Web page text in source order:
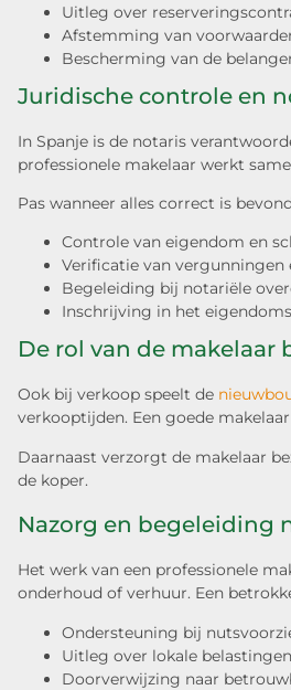
Uitleg over
Afstemming van
Bescherming van de
Juridische controle en
In Spanje is de notaris
professionele makelaar werkt
Pas wanneer alles correct is
Controle van eigendom en
Verificatie van vergunningen
Begeleiding bij notariële
Inschrijving in het
De rol van de makelaar
Ook bij verkoop speelt de
verkooptijden. Een goede
Daarnaast verzorgt de makelaar
de koper.
Nazorg en begeleiding
Het werk van een professionele
onderhoud of verhuur. Een
Ondersteuning bij
Uitleg over lokale
Doorverwijzing naar